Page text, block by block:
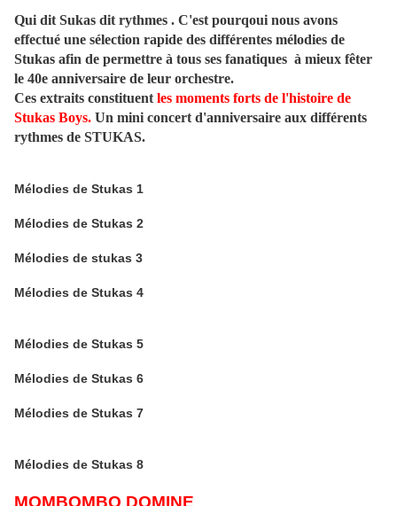
Qui dit Sukas dit rythmes . C'est pourqoui nous avons
effectué une sélection rapide des différentes mélodies de
Stukas afin de permettre à tous ses fanatiques à mieux fêter
le 40e anniversaire de leur orchestre.
Ces extraits constituent les moments forts de l'histoire de
Stukas Boys. Un mini concert d'anniversaire aux différents
rythmes de STUKAS.
Mélodies de Stukas 1
Mélodies de Stukas 2
Mélodies de stukas 3
Mélodies de Stukas 4
Mélodies de Stukas 5
Mélodies de Stukas 6
Mélodies de Stukas 7
Mélodies de Stukas 8
MOMBOMBO DOMINE